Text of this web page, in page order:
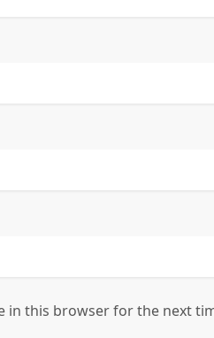
in this browser for the next